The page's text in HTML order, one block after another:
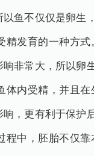
鱼不仅仅是卵生
发育的一种方
非常大，所以卵
体内受精，并且
，更有利于保护
程中，胚胎不仅